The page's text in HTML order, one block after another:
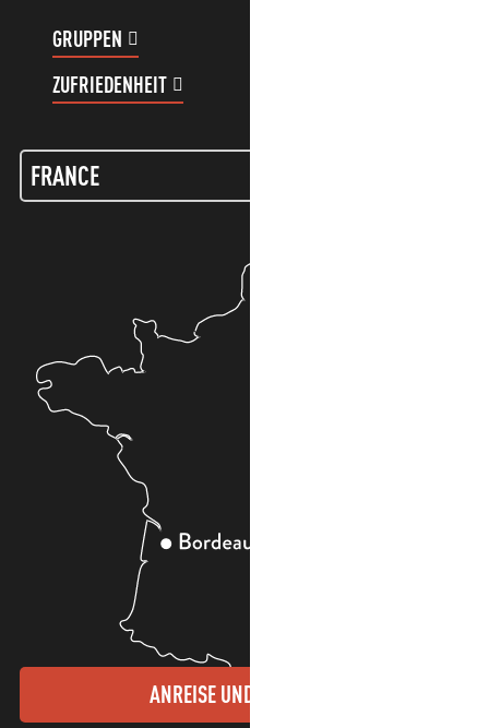
GRUPPEN
ZUFRIEDENHEIT
ANREISE UND KONTAKTE